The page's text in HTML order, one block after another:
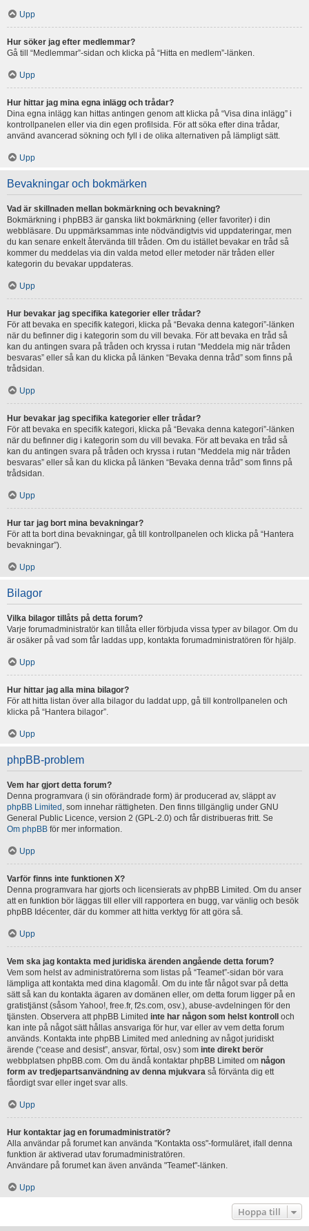
Upp
Hur söker jag efter medlemmar?
Gå till “Medlemmar”-sidan och klicka på “Hitta en medlem”-länken.
Upp
Hur hittar jag mina egna inlägg och trådar?
Dina egna inlägg kan hittas antingen genom att klicka på “Visa dina inlägg” i
kontrollpanelen eller via din egen profilsida. För att söka efter dina trådar,
använd avancerad sökning och fyll i de olika alternativen på lämpligt sätt.
Upp
Bevakningar och bokmärken
Vad är skillnaden mellan bokmärkning och bevakning?
Bokmärkning i phpBB3 är ganska likt bokmärkning (eller favoriter) i din
webbläsare. Du uppmärksammas inte nödvändigtvis vid uppdateringar, men
du kan senare enkelt återvända till tråden. Om du istället bevakar en tråd så
kommer du meddelas via din valda metod eller metoder när tråden eller
kategorin du bevakar uppdateras.
Upp
Hur bevakar jag specifika kategorier eller trådar?
För att bevaka en specifik kategori, klicka på “Bevaka denna kategori”-länken
när du befinner dig i kategorin som du vill bevaka. För att bevaka en tråd så
kan du antingen svara på tråden och kryssa i rutan “Meddela mig när tråden
besvaras” eller så kan du klicka på länken “Bevaka denna tråd” som finns på
trådsidan.
Upp
Hur bevakar jag specifika kategorier eller trådar?
För att bevaka en specifik kategori, klicka på “Bevaka denna kategori”-länken
när du befinner dig i kategorin som du vill bevaka. För att bevaka en tråd så
kan du antingen svara på tråden och kryssa i rutan “Meddela mig när tråden
besvaras” eller så kan du klicka på länken “Bevaka denna tråd” som finns på
trådsidan.
Upp
Hur tar jag bort mina bevakningar?
För att ta bort dina bevakningar, gå till kontrollpanelen och klicka på “Hantera
bevakningar”).
Upp
Bilagor
Vilka bilagor tillåts på detta forum?
Varje forumadministratör kan tillåta eller förbjuda vissa typer av bilagor. Om du
är osäker på vad som får laddas upp, kontakta forumadministratören för hjälp.
Upp
Hur hittar jag alla mina bilagor?
För att hitta listan över alla bilagor du laddat upp, gå till kontrollpanelen och
klicka på “Hantera bilagor”.
Upp
phpBB-problem
Vem har gjort detta forum?
Denna programvara (i sin oförändrade form) är producerad av, släppt av
phpBB Limited , som innehar rättigheten. Den finns tillgänglig under GNU
General Public Licence, version 2 (GPL-2.0) och får distribueras fritt. Se
Om phpBB för mer information.
Upp
Varför finns inte funktionen X?
Denna programvara har gjorts och licensierats av phpBB Limited. Om du anser
att en funktion bör läggas till eller vill rapportera en bugg, var vänlig och besök
phpBB Idécenter, där du kommer att hitta verktyg för att göra så.
Upp
Vem ska jag kontakta med juridiska ärenden angående detta forum?
Vem som helst av administratörerna som listas på “Teamet”-sidan bör vara
lämpliga att kontakta med dina klagomål. Om du inte får något svar på detta
sätt så kan du kontakta ägaren av domänen eller, om detta forum ligger på en
gratistjänst (såsom Yahoo!, free.fr, f2s.com, osv.), abuse-avdelningen för den
tjänsten. Observera att phpBB Limited inte har någon som helst kontroll
och
kan inte på något sätt hållas ansvariga för hur, var eller av vem detta forum
används. Kontakta inte phpBB Limited med anledning av något juridiskt
ärende (“cease and desist”, ansvar, förtal, osv.) som inte direkt berör
webbplatsen phpBB.com. Om du ändå kontaktar phpBB Limited om någon
form av tredjepartsanvändning av denna mjukvara så förvänta dig ett
fåordigt svar eller inget svar alls.
Upp
Hur kontaktar jag en forumadministratör?
Alla användar på forumet kan använda "Kontakta oss"-formuläret, ifall denna
funktion är aktiverad utav forumadministratören.
Användare på forumet kan även använda "Teamet"-länken.
Upp
Hoppa till